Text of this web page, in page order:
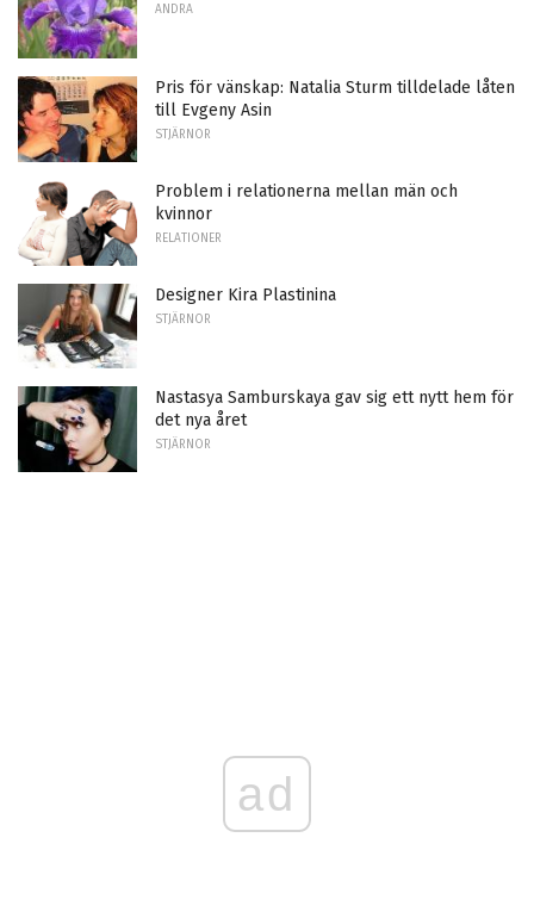
ANDRA
Pris för vänskap: Natalia Sturm tilldelade låten
till Evgeny Asin
STJÄRNOR
Problem i relationerna mellan män och
kvinnor
RELATIONER
Designer Kira Plastinina
STJÄRNOR
Nastasya Samburskaya gav sig ett nytt hem för
det nya året
STJÄRNOR
ad